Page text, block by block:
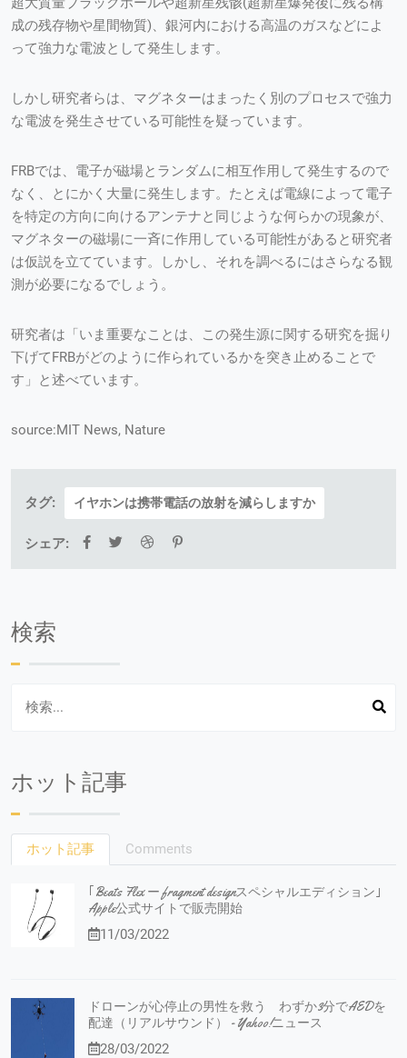
成の残存物や星間物質)、銀河内における高温のガスなどによ
って強力な電波として発生します。
しかし研究者らは、マグネターはまったく別のプロセスで強力
な電波を発生させている可能性を疑っています。
FRBでは、電子が磁場とランダムに相互作用して発生するので
なく、とにかく大量に発生します。たとえば電線によって電子
を特定の方向に向けるアンテナと同じような何らかの現象が、
マグネターの磁場に一斉に作用している可能性があると研究者
は仮説を立てています。しかし、それを調べるにはさらなる観
測が必要になるでしょう。
研究者は「いま重要なことは、この発生源に関する研究を掘り
下げてFRBがどのように作られているかを突き止めることで
す」と述べています。
source:MIT News, Nature
タグ: イヤホンは携帯電話の放射を減らしますか
シェア:
検索
ホット記事
ホット記事 Comments
｢Beats Flex ー fragment designスペシャルエディション｣
Apple公式サイトで販売開始
11/03/2022
ドローンが心停止の男性を救う わずか3分でAEDを
配達（リアルサウンド） - Yahoo!ニュース
28/03/2022